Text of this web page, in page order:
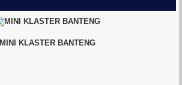
MINI KLASTER BANTENG